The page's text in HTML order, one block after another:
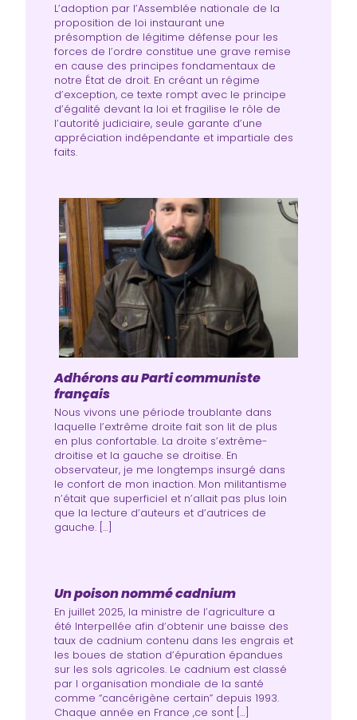
L’adoption par l’Assemblée nationale de la
proposition de loi instaurant une
présomption de légitime défense pour les
forces de l’ordre constitue une grave remise
en cause des principes fondamentaux de
notre État de droit. En créant un régime
d’exception, ce texte rompt avec le principe
d’égalité devant la loi et fragilise le rôle de
l’autorité judiciaire, seule garante d’une
appréciation indépendante et impartiale des
faits.
Adhérons au Parti communiste
français
Nous vivons une période troublante dans
laquelle l’extrême droite fait son lit de plus
en plus confortable. La droite s’extrême-
droitise et la gauche se droitise. En
observateur, je me longtemps insurgé dans
le confort de mon inaction. Mon militantisme
n’était que superficiel et n’allait pas plus loin
que la lecture d’auteurs et d’autrices de
gauche. […]
Un poison nommé cadnium
En juillet 2025, la ministre de l’agriculture a
été Interpellée afin d‘obtenir une baisse des
taux de cadnium contenu dans les engrais et
les boues de station d’épuration épandues
sur les sols agricoles. Le cadnium est classé
par l organisation mondiale de la santé
comme “cancérigène certain” depuis 1993.
Chaque année en France ,ce sont […]